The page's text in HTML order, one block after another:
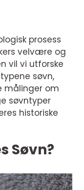
prosess
velvære og
vil vi utforske
søvn,
målinger om
søvntyper
historiske
Søvn?